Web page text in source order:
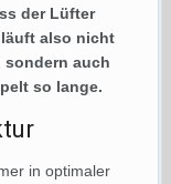
der Lüfter
läuft also nicht
sondern auch
so lange.
in optimaler